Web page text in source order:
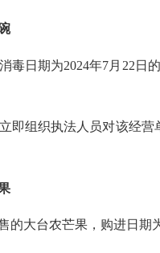
毒日期为2024年7月22日
即组织执法人员对该经
的大台农芒果，购进日期